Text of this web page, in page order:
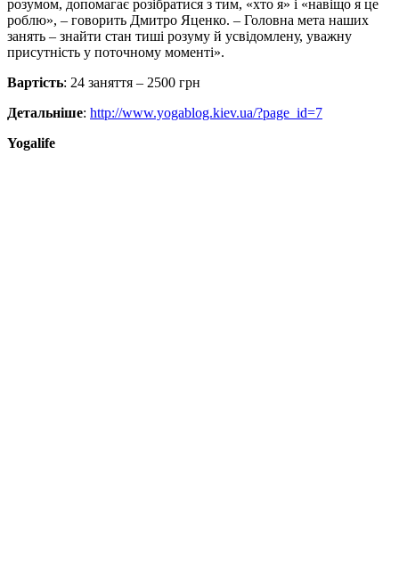
розумом, допомагає розібратися з тим, «хто я» і «навіщо я це
роблю», – говорить Дмитро Яценко. – Головна мета наших
занять – знайти стан тиші розуму й усвідомлену, уважну
присутність у поточному моменті».
Вартість: 24 заняття – 2500 грн
Детальніше: http://www.yogablog.kiev.ua/?page_id=7
Yogalife